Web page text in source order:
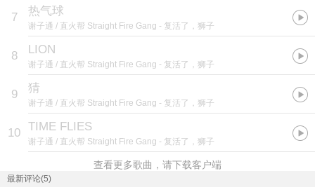
7 热气球
谢子通 / 直火帮 Straight Fire Gang - 复活了，狮子
8 LION
谢子通 / 直火帮 Straight Fire Gang - 复活了，狮子
9 猜
谢子通 / 直火帮 Straight Fire Gang - 复活了，狮子
10 TIME FLIES
谢子通 / 直火帮 Straight Fire Gang - 复活了，狮子
查看更多歌曲，请下载客户端
最新评论(5)